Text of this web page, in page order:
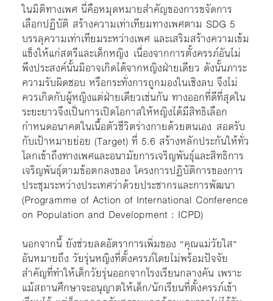
ในมิติทางเพศ นี่คือหมุดหมายสำคัญของการขจัดการ
เลือกปฏิบัติ สร้างความเท่าเทียมทางเพศตาม SDG 5
บรรลุความเท่าเทียมระหว่างเพศ และเสริมสร้างความเข้ม
แข็งให้แก่สตรีและเด็กหญิง เนื่องจากการตั้งครรภ์อันไม่
พึงประสงค์นั้นมิอาจเกิดได้จากหญิงฝ่ายเดียว ดังนั้นภาระ
ความรับผิดชอบ หรือกระทั่งการถูกมองในเชิงลบ จึงไม่
ควรเกิดกับผู้หญิงแต่ฝ่ายเดียวเช่นกัน ทางออกที่ดีที่สุดใน
ระยะยาวจึงเป็นการเปิดโอกาสให้หญิงได้มีสิทธิเลือก
กำหนดอนาคตในเนื้อตัวชีวิตร่างกายด้วยตนเอง สอดรับ
กับเป้าหมายย่อย (Target) ที่ 5.6 สร้างหลักประกันให้ทั่ว
โลกเข้าถึงทางเพศและอนามัยการเจริญพันธุ์และสิทธิการ
เจริญพันธุ์ตามข้อตกลงของ โครงการปฏิบัติการของการ
ประชุมระหว่างประเทศว่าด้วยประชากรและการพัฒนา
(Programme of Action of International Conference
on Population and Development : ICPD)
นอกจากนี้ ยังช่วยลดอัตราการเพิ่มของ “คุณแม่วัยใส”
อันหมายถึง วัยรุ่นหญิงที่ตั้งครรภ์โดยไม่พร้อมปัจจัย
สำคัญที่ทำให้เด็กวัยรุ่นออกจากโรงเรียนกลางคัน เพราะ
แม้สถานศึกษาจะอนุญาตให้เด็ก/นักเรียนที่ตั้งครรภ์เข้า